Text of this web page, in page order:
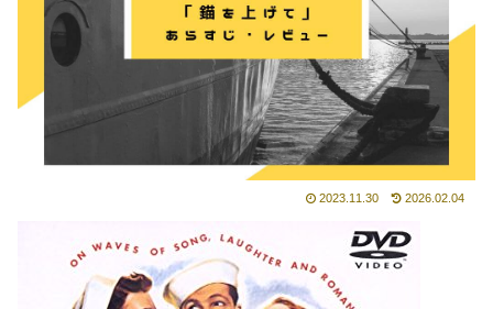
2023.11.30 2026.02.04